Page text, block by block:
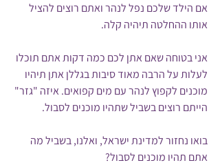
אם הילד שלכם נפל לנהר ואתם רוצים להציל
אותו ההחלטה תיהיה קלה.
אני בטוחה שאם אתן לכם כמה דקות אתם תוכלו
לעלות על הרבה מאוד סיבות בגללן אתן תיהיו
מוכנים לקפוץ לנהר עם מים קפואים. איזה "גזר"
הייתם רוצים בשביל שתהיו מוכנים לסבול.
בואו נחזור למדינת ישראל, ואלנו, בשביל מה
אתם תהיו מוכנים לסבול?